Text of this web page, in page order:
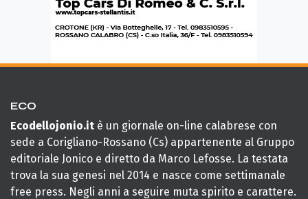
ECO
Ecodellojonio.it è un giornale on-line calabrese con
sede a Corigliano-Rossano (Cs) appartenente al Gruppo
editoriale Jonico e diretto da Marco Lefosse. La testata
trova la sua genesi nel 2014 e nasce come settimanale
free press. Negli anni a seguire muta spirito e carattere.